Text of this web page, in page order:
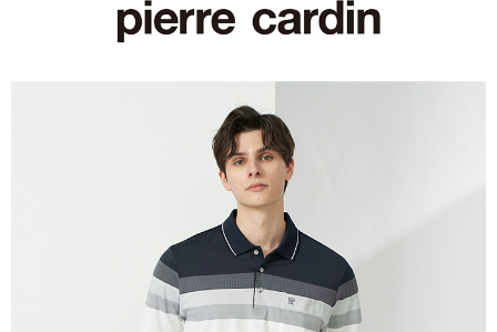
付款後全家取貨
每筆NT$60，滿NT$1,200(含以上)免運費
每筆NT$60，滿NT$1,200(含以上)免運費
每筆NT$60，滿NT$1,200(含以上)免運費